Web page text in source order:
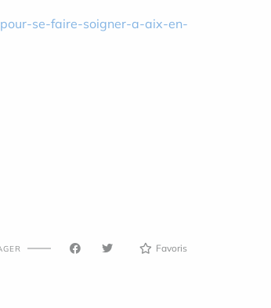
se-faire-soigner-a-aix-en-
Favoris